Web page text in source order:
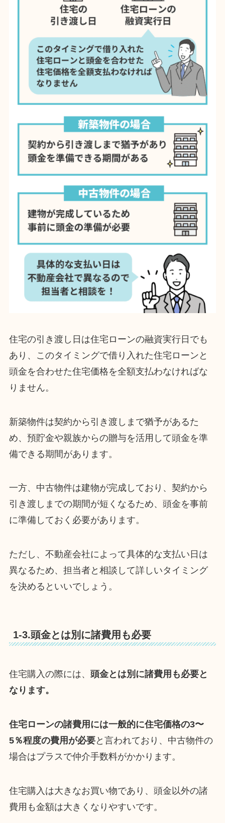
住宅の引き渡し日は住宅ローンの融資実行日でも
あり、このタイミングで借り入れた住宅ローンと
頭金を合わせた住宅価格を全額支払わなければな
りません。
新築物件は契約から引き渡しまで猶予があるた
め、預貯金や親族からの贈与を活用して頭金を準
備できる期間があります。
一方、中古物件は建物が完成しており、契約から
引き渡しまでの期間が短くなるため、頭金を事前
に準備しておく必要があります。
ただし、不動産会社によって具体的な支払い日は
異なるため、担当者と相談して詳しいタイミング
を決めるといいでしょう。
1-3.頭金とは別に諸費用も必要
住宅購入の際には、 頭金とは別に諸費用も必要と
なります。
住宅ローンの諸費用には一般的に住宅価格の3〜
5％程度の費用が必要と言われており、中古物件の
場合はプラスで仲介手数料がかかります。
住宅購入は大きなお買い物であり、頭金以外の諸
費用も金額は大きくなりやすいです。